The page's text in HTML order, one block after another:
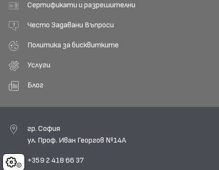
Cookies
Сертификати и разрешителни
Често Задавани Въпроси
Политика за бисквитките
Услуги
Блог
гр. София
ул. Проф. Иван Георгов №14А
+359 2 418 66 37